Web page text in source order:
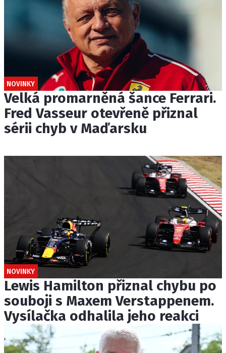
NOVINKY
Velká promarněná šance Ferrari.
Fred Vasseur otevřeně přiznal
sérii chyb v Maďarsku
NOVINKY
Lewis Hamilton přiznal chybu po
souboji s Maxem Verstappenem.
Vysílačka odhalila jeho reakci